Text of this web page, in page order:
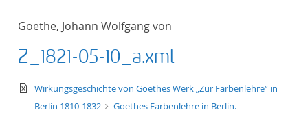
Goethe, Johann Wolfgang von
Z_1821-05-10_a.xml
text/xml
Wirkungsgeschichte von Goethes Werk „Zur Farbenlehre“ in
Berlin 1810-1832
Goethes Farbenlehre in Berlin.